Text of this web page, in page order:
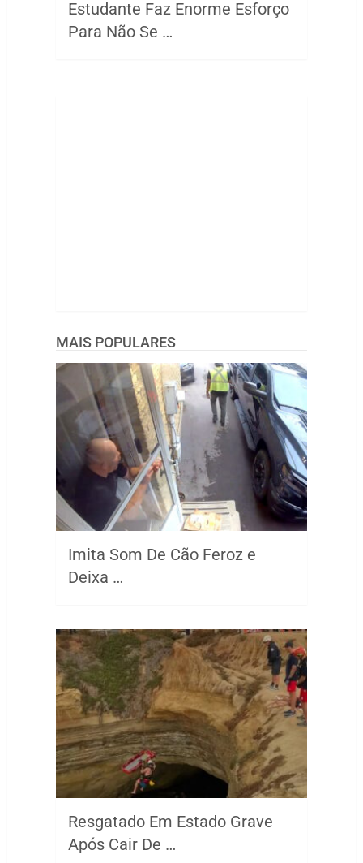
Estudante Faz Enorme Esforço
Para Não Se …
MAIS POPULARES
Imita Som De Cão Feroz e
Deixa …
Resgatado Em Estado Grave
Após Cair De …